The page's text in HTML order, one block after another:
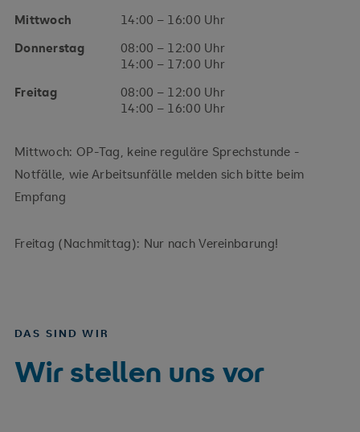
Mittwoch
14:00 – 16:00 Uhr
Donnerstag
08:00 – 12:00 Uhr
14:00 – 17:00 Uhr
Freitag
08:00 – 12:00 Uhr
14:00 – 16:00 Uhr
Mittwoch: OP-Tag, keine reguläre Sprechstunde -
Notfälle, wie Arbeitsunfälle melden sich bitte beim
Empfang
Freitag (Nachmittag): Nur nach Vereinbarung!
DAS SIND WIR
Wir stellen uns vor